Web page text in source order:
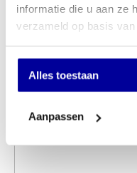
informatie die u aan ze
verzameld op basis
Alles toestaan
Aanpassen
EX BTW: €156,20
Winkel sinds